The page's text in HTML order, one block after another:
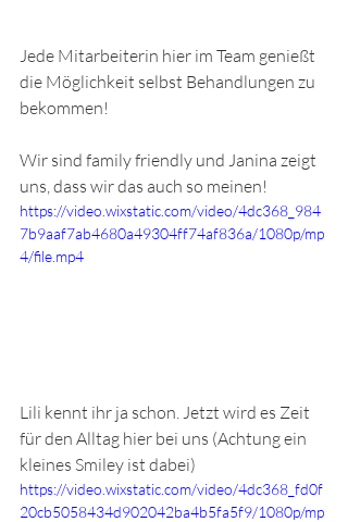
Jede Mitarbeiterin hier im Team genießt
die Möglichkeit selbst Behandlungen zu
bekommen!
Wir sind family friendly und Janina zeigt
uns, dass wir das auch so meinen!
https://video.wixstatic.com/video/4dc368_984
7b9aaf7ab4680a49304ff74af836a/1080p/mp
4/file.mp4
Lili kennt ihr ja schon. Jetzt wird es Zeit
für den Alltag hier bei uns (Achtung ein
kleines Smiley ist dabei)
https://video.wixstatic.com/video/4dc368_fd0f
20cb5058434d902042ba4b5fa5f9/1080p/mp